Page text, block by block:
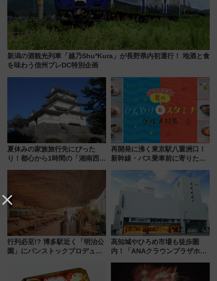
新潟の酒観光列車「越乃Shu*Kura」が長野県内初運行！ 地酒と食
を味わう信州プレDC特別企画
夏休みの家族旅行先にぴった
り！都心から1時間の「湘南西エ
再開発に沸く東京駅八重洲口！
新幹線・バス乗車前に寄りたい
やり＆スタミナグルメ」6選【新
行列必至!? 博多駅近く「明治公
園」にパンストックプロデュー
オープン 秋からはビストロ営業
高知城やひろめ市場も徒歩圏
内！「ANAクラウンプラザホテ